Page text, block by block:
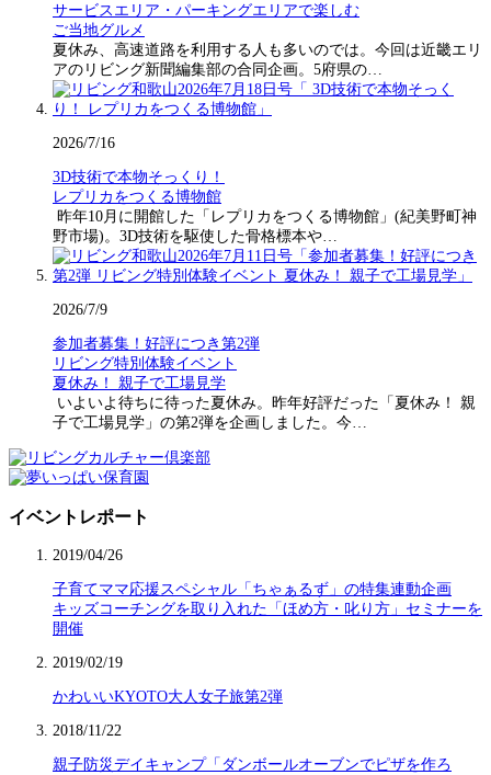
サービスエリア・パーキングエリアで楽しむ
ご当地グルメ
夏休み、高速道路を利用する人も多いのでは。今回は近畿エリ
アのリビング新聞編集部の合同企画。5府県の…
2026/7/16
3D技術で本物そっくり！
レプリカをつくる博物館
昨年10月に開館した「レプリカをつくる博物館」(紀美野町神
野市場)。3D技術を駆使した骨格標本や…
2026/7/9
参加者募集！好評につき第2弾
リビング特別体験イベント
夏休み！ 親子で工場見学
いよいよ待ちに待った夏休み。昨年好評だった「夏休み！ 親
子で工場見学」の第2弾を企画しました。今…
イベントレポート
2019/04/26
子育てママ応援スペシャル「ちゃぁるず」の特集連動企画
キッズコーチングを取り入れた「ほめ方・叱り方」セミナーを
開催
2019/02/19
かわいいKYOTO大人女子旅第2弾
2018/11/22
親子防災デイキャンプ「ダンボールオーブンでピザを作ろ